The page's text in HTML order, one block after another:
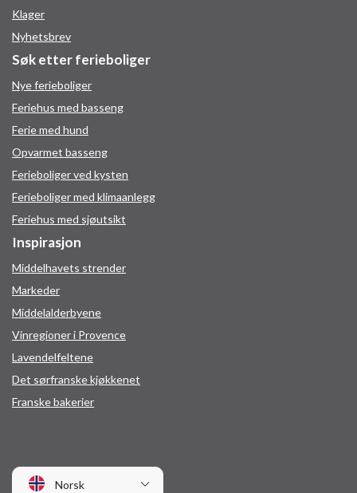
Klager
Nyhetsbrev
Søk etter ferieboliger
Nye ferieboliger
Feriehus med basseng
Ferie med hund
Opvarmet basseng
Ferieboliger ved kysten
Ferieboliger med klimaanlegg
Feriehus med sjøutsikt
Inspirasjon
Middelhavets strender
Markeder
Middelalderbyene
Vinregioner i Provence
Lavendelfeltene
Det sørfranske kjøkkenet
Franske bakerier
Norsk